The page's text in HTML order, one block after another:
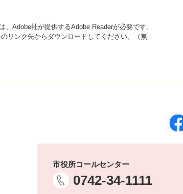
Adobe社が提供するAdobe Readerが必要です。
リンク先からダウンロードしてください。（無
市役所コールセンター
0742-34-1111